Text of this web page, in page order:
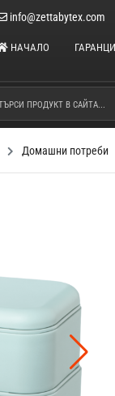
info@zettabytex.com
НАЧАЛО
Домашни потреби